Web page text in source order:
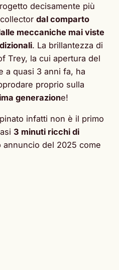
decisamente più
dal comparto
meccaniche mai viste
. La brillantezza di
Trey, la cui apertura del
a quasi 3 anni fa, ha
proprio sulla
generazione!
infatti non è il primo
3 minuti ricchi di
annuncio del 2025 come